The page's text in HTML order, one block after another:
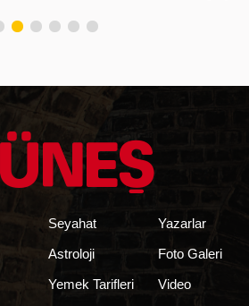
Seyahat
Astroloji
Yemek Tarifleri
Yazarlar
Foto Galeri
Video